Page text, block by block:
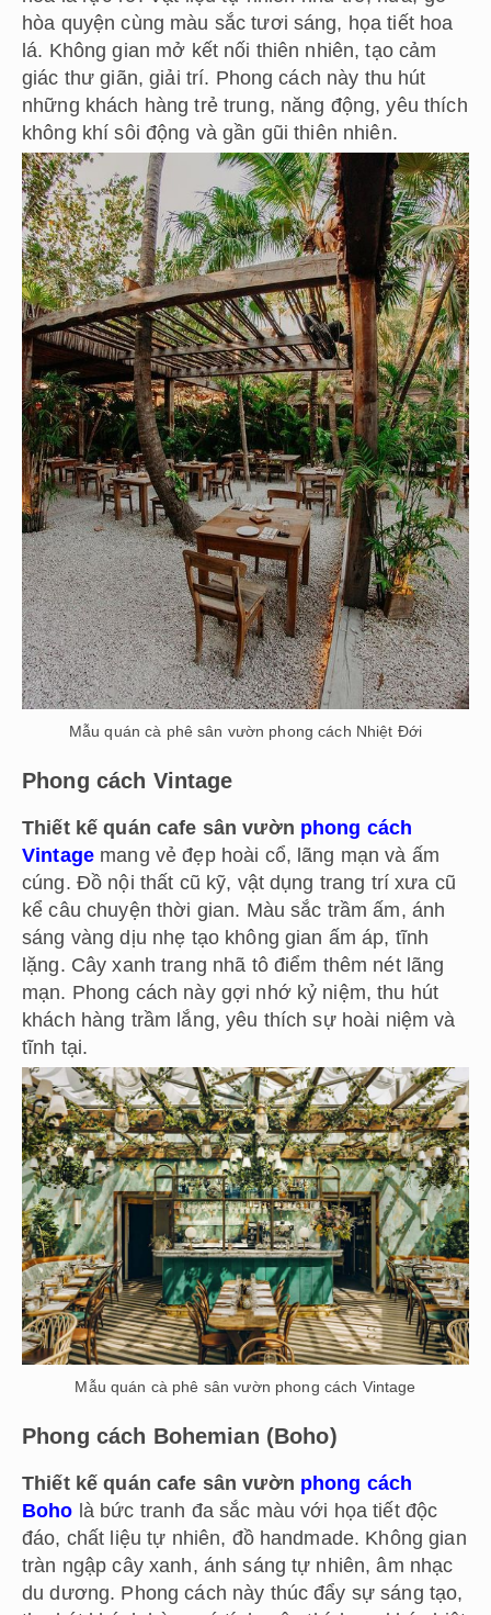
hòa quyện cùng màu sắc tươi sáng, họa tiết hoa
lá. Không gian mở kết nối thiên nhiên, tạo cảm
giác thư giãn, giải trí. Phong cách này thu hút
những khách hàng trẻ trung, năng động, yêu thích
không khí sôi động và gần gũi thiên nhiên.
Mẫu quán cà phê sân vườn phong cách Nhiệt Đới
Phong cách Vintage
Thiết kế quán cafe sân vườn phong cách
Vintagemang vẻ đẹp hoài cổ, lãng mạn và ấm
cúng. Đồ nội thất cũ kỹ, vật dụng trang trí xưa cũ
kể câu chuyện thời gian. Màu sắc trầm ấm, ánh
sáng vàng dịu nhẹ tạo không gian ấm áp, tĩnh
lặng. Cây xanh trang nhã tô điểm thêm nét lãng
mạn. Phong cách này gợi nhớ kỷ niệm, thu hút
khách hàng trầm lắng, yêu thích sự hoài niệm và
tĩnh tại.
Mẫu quán cà phê sân vườn phong cách Vintage
Phong cách Bohemian (Boho)
Thiết kế quán cafe sân vườn phong cách
Boho là bức tranh đa sắc màu với họa tiết độc
đáo, chất liệu tự nhiên, đồ handmade. Không gian
tràn ngập cây xanh, ánh sáng tự nhiên, âm nhạc
du dương. Phong cách này thúc đẩy sự sáng tạo,